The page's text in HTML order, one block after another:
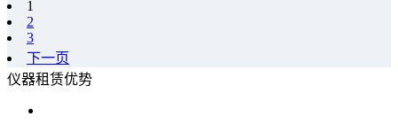
1
2
3
下一页
仪器租赁优势